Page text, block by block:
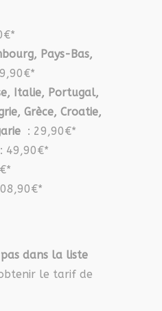
Pays-Bas,
Italie, Portugal,
Grèce, Croatie,
: 29,90€*
: 49,90€*
dans la liste
le tarif de